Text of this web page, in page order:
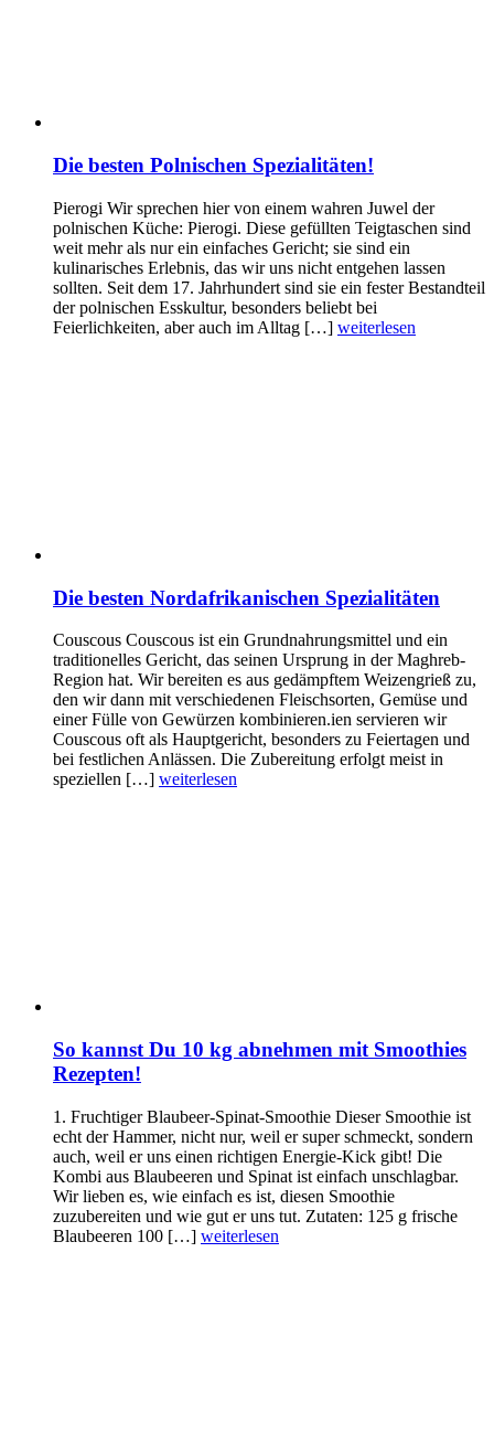
Die besten Polnischen Spezialitäten!
Pierogi Wir sprechen hier von einem wahren Juwel der
polnischen Küche: Pierogi. Diese gefüllten Teigtaschen sind
weit mehr als nur ein einfaches Gericht; sie sind ein
kulinarisches Erlebnis, das wir uns nicht entgehen lassen
sollten. Seit dem 17. Jahrhundert sind sie ein fester Bestandteil
der polnischen Esskultur, besonders beliebt bei
Feierlichkeiten, aber auch im Alltag […] weiterlesen
Die besten Nordafrikanischen Spezialitäten
Couscous Couscous ist ein Grundnahrungsmittel und ein
traditionelles Gericht, das seinen Ursprung in der Maghreb-
Region hat. Wir bereiten es aus gedämpftem Weizengrieß zu,
den wir dann mit verschiedenen Fleischsorten, Gemüse und
einer Fülle von Gewürzen kombinieren.ien servieren wir
Couscous oft als Hauptgericht, besonders zu Feiertagen und
bei festlichen Anlässen. Die Zubereitung erfolgt meist in
speziellen […] weiterlesen
So kannst Du 10 kg abnehmen mit Smoothies
Rezepten!
1. Fruchtiger Blaubeer-Spinat-Smoothie Dieser Smoothie ist
echt der Hammer, nicht nur, weil er super schmeckt, sondern
auch, weil er uns einen richtigen Energie-Kick gibt! Die
Kombi aus Blaubeeren und Spinat ist einfach unschlagbar.
Wir lieben es, wie einfach es ist, diesen Smoothie
zuzubereiten und wie gut er uns tut. Zutaten: 125 g frische
Blaubeeren 100 […] weiterlesen